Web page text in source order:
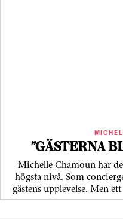
”GÄSTERNA
Michelle Chamoun har
högsta nivå. Som
gästens upp­levelse. Men